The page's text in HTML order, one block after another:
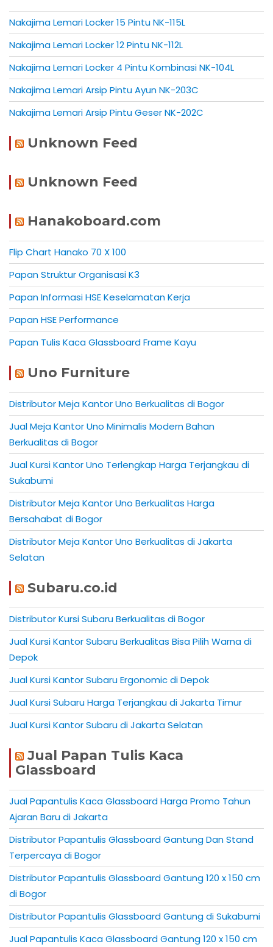
Nakajima Lemari Locker 15 Pintu NK-115L
Nakajima Lemari Locker 12 Pintu NK-112L
Nakajima Lemari Locker 4 Pintu Kombinasi NK-104L
Nakajima Lemari Arsip Pintu Ayun NK-203C
Nakajima Lemari Arsip Pintu Geser NK-202C
Unknown Feed
Unknown Feed
Hanakoboard.com
Flip Chart Hanako 70 X 100
Papan Struktur Organisasi K3
Papan Informasi HSE Keselamatan Kerja
Papan HSE Performance
Papan Tulis Kaca Glassboard Frame Kayu
Uno Furniture
Distributor Meja Kantor Uno Berkualitas di Bogor
Jual Meja Kantor Uno Minimalis Modern Bahan
Berkualitas di Bogor
Jual Kursi Kantor Uno Terlengkap Harga Terjangkau di
Sukabumi
Distributor Meja Kantor Uno Berkualitas Harga
Bersahabat di Bogor
Distributor Meja Kantor Uno Berkualitas di Jakarta
Selatan
Subaru.co.id
Distributor Kursi Subaru Berkualitas di Bogor
Jual Kursi Kantor Subaru Berkualitas Bisa Pilih Warna di
Depok
Jual Kursi Kantor Subaru Ergonomic di Depok
Jual Kursi Subaru Harga Terjangkau di Jakarta Timur
Jual Kursi Kantor Subaru di Jakarta Selatan
Jual Papan Tulis Kaca
Glassboard
Jual Papantulis Kaca Glassboard Harga Promo Tahun
Ajaran Baru di Jakarta
Distributor Papantulis Glassboard Gantung Dan Stand
Terpercaya di Bogor
Distributor Papantulis Glassboard Gantung 120 x 150 cm
di Bogor
Distributor Papantulis Glassboard Gantung di Sukabumi
Jual Papantulis Kaca Glassboard Gantung 120 x 150 cm